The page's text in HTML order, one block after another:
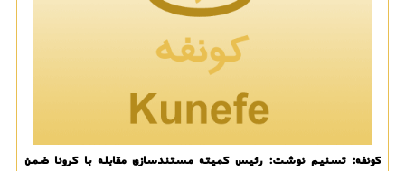
كونفه: تسنیم نوشت: رئیس كمیته مستندسازی مقابله با كرونا ضمن